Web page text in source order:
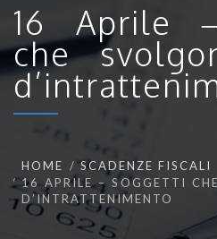
16 Aprile
che
HOME
SCADENZE FISCALI
16 APRILE – SOGGETTI
D’INTRATTENIMENTO